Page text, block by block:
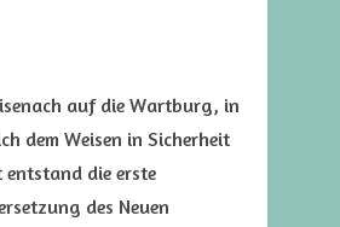
auf die Wartburg, in
dem Weisen in Sicherheit
die erste
des Neuen